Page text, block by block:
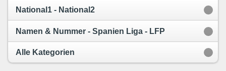
National1 - National2
Namen & Nummer - Spanien Liga - LFP
Alle Kategorien